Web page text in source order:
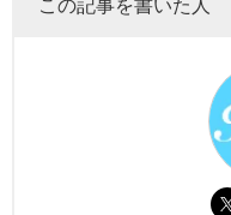
この記事を書いた人